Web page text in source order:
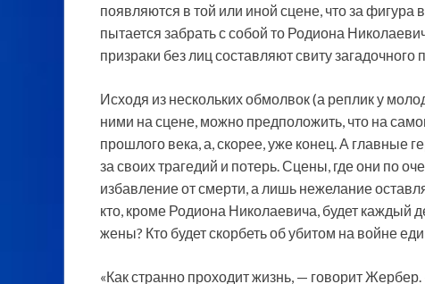
появляются в той или иной сцене, что за
пытается забрать с собой то Родиона
призраки без лиц составляют свиту загадочного
Исходя из нескольких обмолвок (а реплик у
ними на сцене, можно предположить, что на
прошлого века, а, скорее, уже конец. А главные
за своих трагедий и потерь. Сцены, где они по
избавление от смерти, а лишь нежелание
кто, кроме Родиона Николаевича, будет каждый
жены? Кто будет скорбеть об убитом на войне
«Как странно проходит жизнь, — говорит